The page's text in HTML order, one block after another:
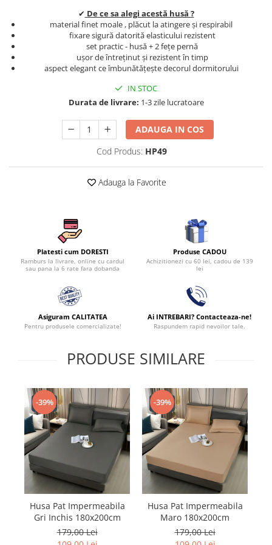
Set Lenjerie Pat Blanita Iepure, 6
Piese, Cu Pilota Inclusa
Lenjerii De Pat Premium Collection
Set Lenjerie De Pat, 7 Piese, Cu
Pilota / Cuvertura Inclusa
11 Piese, Cuvertura Inclusa
Lenjerii Damasc Egiptean King Size
Lenjerii De Pat, Finet Premium, 1
Lenjerii De Pat Damasc 1 Persoana
✔ De ce sa alegi acestă husă ?
material finet moale , plăcut la atingere și respirabil
fixare sigură datorită elasticului rezistent
set practic - husă + 2 fețe pernă
ușor de întreținut și rezistent în timp
aspect elegant ce îmbunătățește decorul dormitorului
IN STOC
Durata de livrare: 1-3 zile lucratoare
ADAUGA IN COS
Cod Produs: HP49
Adauga la Favorite
Platesti cum DORESTI
Ramburs la livrare, online cu cardul
sau pana la 6 rate fara dobanda
Produse CADOU
Achizitionezi cu 60 lei, cadou de 139
lei
Asiguram CALITATEA
Pentru produsele comercializate!
Ai INTREBARI? Contacteaza-ne!
Raspundem rapid nevoilor tale.
PRODUSE SIMILARE
-39%
Husa Pat Impermeabila
Gri Inchis 180x200cm
179,00 Lei
-39%
Husa Pat Impermeabila
Maro 180x200cm
179,00 Lei